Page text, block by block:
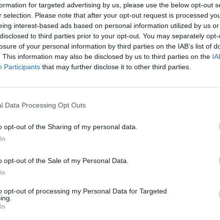
for targeted advertising by us, please use the below opt-out
selection. Please note that after your opt-out request is processed
interest-based ads based on personal information utilized by us
to third parties prior to your opt-out. You may separately
of your personal information by third parties on the IAB’s list of
This information may also be disclosed by us to third parties on the
Participants that may further disclose it to other third parties.
Data Processing Opt Outs
opt-out of the Sharing of my personal data.
opt-out of the Sale of my Personal Data.
opt-out of processing my Personal Data for Targeted
gimstant antram vaikui su vyru
ilgiau nei savaitę būdami atskirai nuo
berniukui trukdė tinkamai
ilsėtis visi kartu. Išvykos su vaikais
poilsis dviese, tačiau kada vaikai
kūrėja pastebi, kad kelionėse su
dalykai: maistas ir kokybiškas
tada, kai jiems suėjo 2 mėnesiai. Labai
išvykas su kūdikiais ir mažais vaikais:
ir kantrūs – gero nelauk. Mums dėl